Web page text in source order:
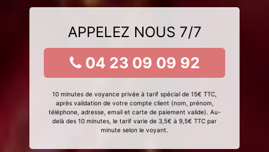
APPELEZ NOUS 7/7
04 23 09 09 92
10 minutes de voyance privée à tarif spécial de 15€ TTC,
après validation de votre compte client (nom, prénom,
téléphone, adresse, email et carte de paiement valide). Au-
delà des 10 minutes, le tarif varie de 3,5€ à 9,5€ TTC par
minute selon le voyant.